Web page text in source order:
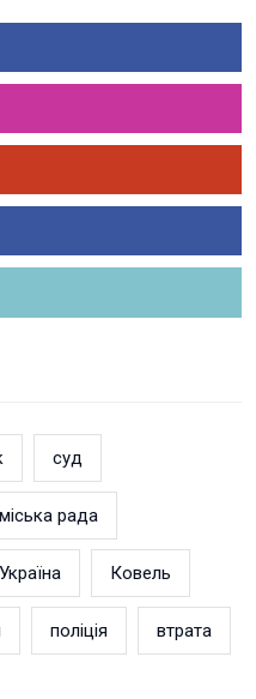
суд
рада
Україна Ковель
поліція втрата